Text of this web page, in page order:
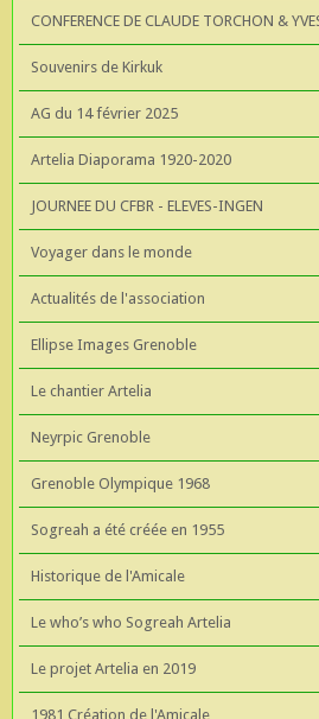
CONFERENCE DE CLAUDE TORCHON &
Souvenirs de Kirkuk
AG du 14 février 2025
Artelia Diaporama 1920-2020
JOURNEE DU CFBR - ELEVES-INGEN
Voyager dans le monde
Actualités de l'association
Ellipse Images Grenoble
Le chantier Artelia
Neyrpic Grenoble
Grenoble Olympique 1968
Sogreah a été créée en 1955
Historique de l'Amicale
Le who’s who Sogreah Artelia
Le projet Artelia en 2019
1981 Création de l'Amicale